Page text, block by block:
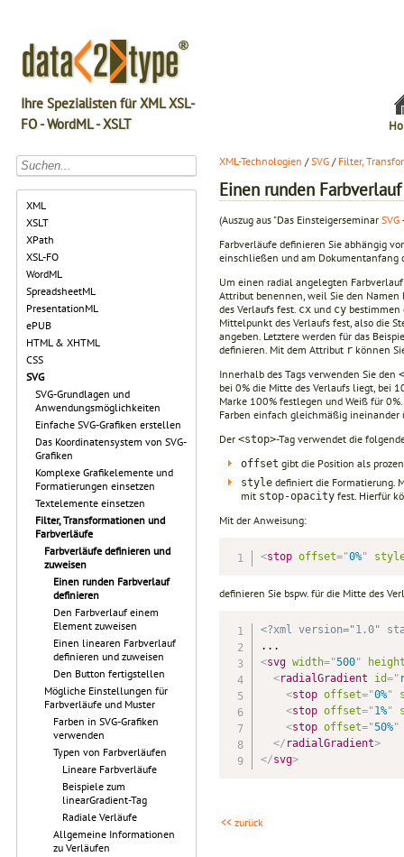
Ihre Spezialisten für XML XSL-
FO - WordML - XSLT
XML
XSLT
XPath
XSL-FO
WordML
SpreadsheetML
PresentationML
ePUB
HTML & XHTML
CSS
SVG
SVG-Grundlagen und
Anwendungsmöglichkeiten
Einfache SVG-Grafiken erstellen
Das Koordinatensystem von SVG-
Grafiken
Komplexe Grafikelemente und
Formatierungen einsetzen
Textelemente einsetzen
Filter, Transformationen und
Farbverläufe
Farbverläufe definieren und
zuweisen
Einen runden Farbverlauf
definieren
Den Farbverlauf einem
Element zuweisen
Einen linearen Farbverlauf
definieren und zuweisen
Den Button fertigstellen
Mögliche Einstellungen für
Farbverläufe und Muster
Farben in SVG-Grafiken
verwenden
Typen von Farbverläufen
Lineare Farbverläufe
Beispiele zum
linearGradient-Tag
Radiale Verläufe
Allgemeine Informationen
zu Verläufen
XML-Technologien /SVG / Filter,
Einen runden
(Auszug aus "Das Einsteigerseminar SVG
Farbverläufe definieren Sie abhängig
einschließen und am Dokumentanfang
Um einen radial angelegten
Attribut benennen, weil Sie den
des Verlaufs fest. cx und cy bestimmen
Mittelpunkt des Verlaufs fest, also die
angeben. Letztere werden für das
definieren. Mit dem Attribut r können
Innerhalb des Tags verwenden Sie den
bei 0% die Mitte des Verlaufs liegt, bei
Marke 100% festlegen und Weiß für
Farben einfach gleichmäßig ineinander
Der <stop>-Tag verwendet die
offset gibt die Position als
style definiert die Formatierung.
mit stop-opacity fest. Hierfür
Mit der Anweisung:
<stop offset="0%"
definieren Sie bspw. für die Mitte des
<?xml version="1.0"
<svg width="500"
<radialGradient id="
<stop offset="0%"
<stop offset="1%"
<stop offset="50%"
</ radialGradient>
</svg>
<< zurück